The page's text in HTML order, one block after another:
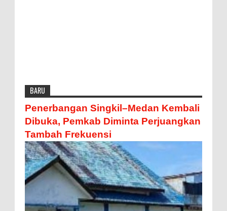
BARU
Penerbangan Singkil–Medan Kembali
Dibuka, Pemkab Diminta Perjuangkan
Tambah Frekuensi